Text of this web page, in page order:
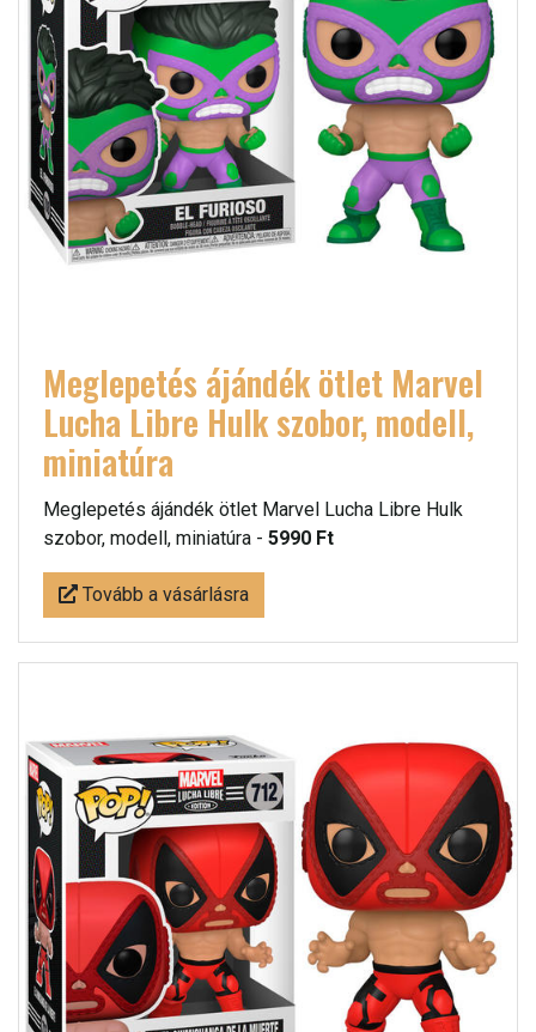
Meglepetés ájándék ötlet Marvel
Lucha Libre Hulk szobor, modell,
miniatúra
Meglepetés ájándék ötlet Marvel Lucha Libre Hulk
szobor, modell, miniatúra - 5990 Ft
Tovább a vásárlásra